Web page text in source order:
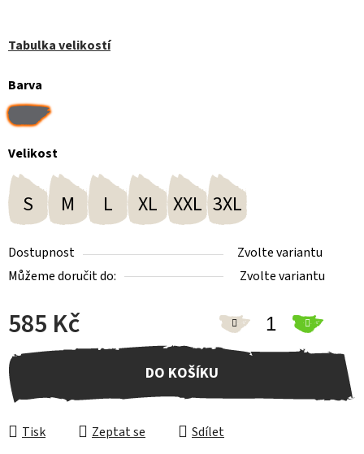
Tabulka velikostí
Barva
Velikost
S M L XL XXL 3XL
Dostupnost
Zvolte variantu
Můžeme doručit do:
Zvolte variantu
585 Kč
Měrná cena:
DO KOŠÍKU
Tisk Zeptat se Sdílet